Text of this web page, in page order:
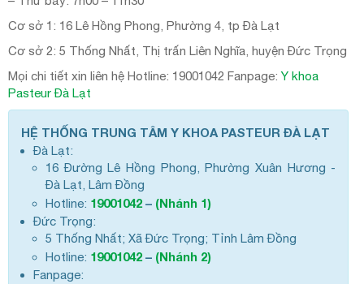
Cơ sở 1: 16 Lê Hồng Phong, Phường 4, tp Đà Lạt
Cơ sở 2: 5 Thống Nhất, Thị trấn Liên Nghĩa, huyện Đức Trọng
Mọi chi tiết xin liên hệ Hotline: 19001042 Fanpage:Y khoa
Pasteur Đà Lạt
HỆ THỐNG TRUNG TÂM Y KHOA PASTEUR ĐÀ LẠT
Đà Lạt:
16 Đường Lê Hồng Phong, Phường Xuân Hương -
Đà Lạt, Lâm Đồng
Hotline: 19001042 – (Nhánh 1)
Đức Trọng:
5 Thống Nhất; Xã Đức Trọng; Tỉnh Lâm Đồng
Hotline: 19001042 – (Nhánh 2)
Fanpage: